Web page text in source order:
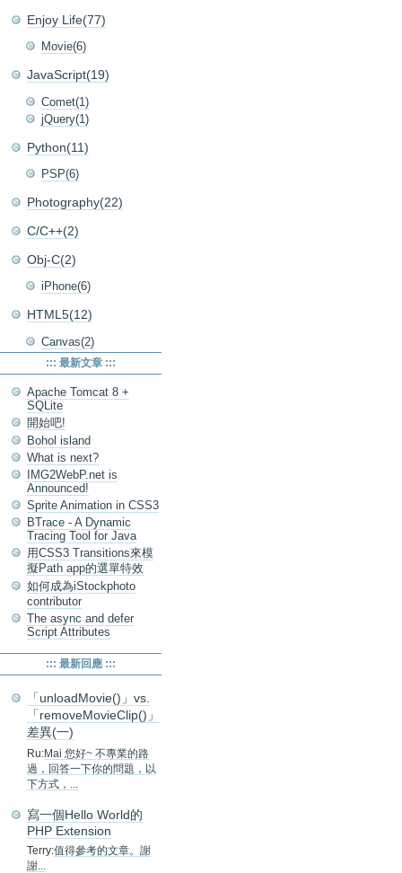
Enjoy Life(77)
Movie(6)
JavaScript(19)
Comet(1)
jQuery(1)
Python(11)
PSP(6)
Photography(22)
C/C++(2)
Obj-C(2)
iPhone(6)
HTML5(12)
Canvas(2)
::: 最新文章 :::
Apache Tomcat 8 +
SQLite
開始吧!
Bohol island
What is next?
IMG2WebP.net is
Announced!
Sprite Animation in CSS3
BTrace - A Dynamic
Tracing Tool for Java
用CSS3 Transitions來模
擬Path app的選單特效
如何成為iStockphoto
contributor
The async and defer
Script Attributes
::: 最新回應 :::
「unloadMovie()」vs.
「removeMovieClip()」
差異(一)
Ru:Mai 您好~ 不專業的路
過，回答一下你的問題，以
下方式，...
寫一個Hello World的
PHP Extension
Terry:值得參考的文章。謝
謝...